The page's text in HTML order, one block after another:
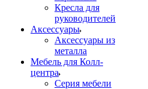
Кресла для
руководителей
Аксессуары
Аксессуары из
металла
Мебель для Колл-
центра
Серия мебели